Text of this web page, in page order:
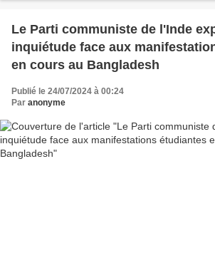
Le Parti communiste de l'Inde
inquiétude face aux
en cours au Bangladesh
Publié le 24/07/2024 à 00:24
Par anonyme